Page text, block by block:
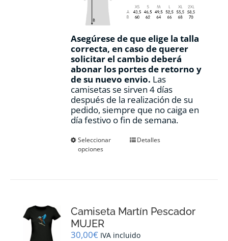
Asegúrese de que elige la talla
correcta, en caso de querer
solicitar el cambio deberá
abonar los portes de retorno y
de su nuevo envio. Las
camisetas se sirven 4 días
después de la realización de su
pedido, siempre que no caiga en
día festivo o fin de semana.
Seleccionar
opciones
Este
se
elegir
Detalles
Camiseta Martín Pescador
MUJER
30,00€ IVA incluido